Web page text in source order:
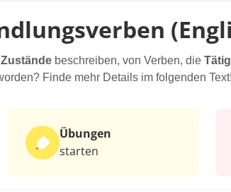
Zustände beschreiben, von Verben, die
Finde mehr Details im folgenden Text!
Übungen
starten